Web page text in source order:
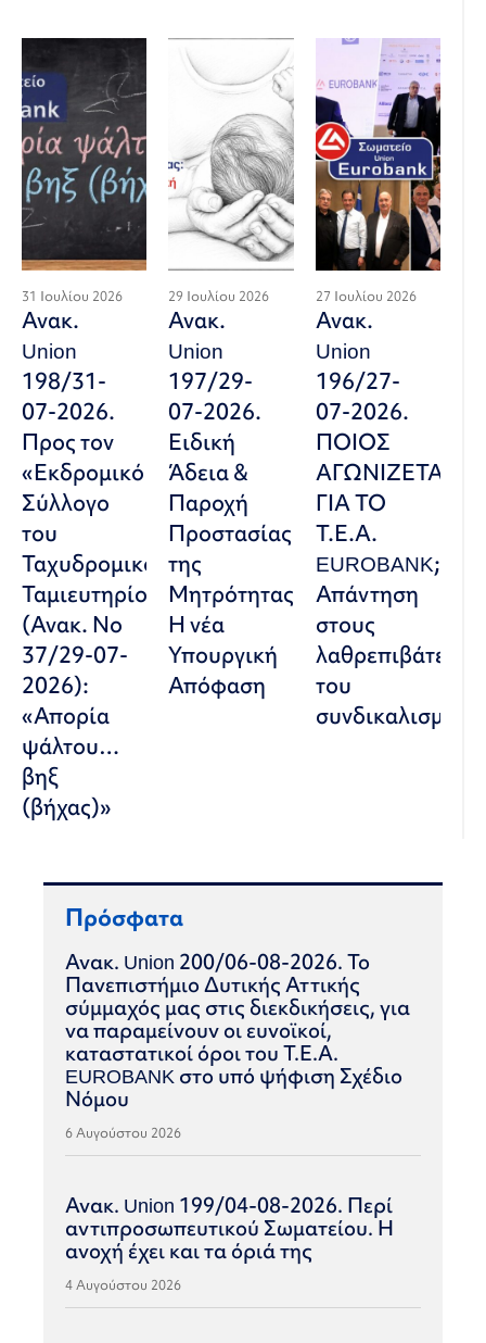
31 Ιουλίου 2026
Ανακ.
Union
198/31-
07-2026.
Προς τον
«Εκδρομικό
Σύλλογο
του
Ταχυδρομικού
Ταμιευτηρίου»
(Ανακ. Νο
37/29-07-
2026):
«Απορία
ψάλτου…
βηξ
(βήχας)»
29 Ιουλίου 2026
Ανακ.
Union
197/29-
07-2026.
Ειδική
Άδεια &
Παροχή
Προστασίας
της
Μητρότητας:
Η νέα
Υπουργική
Απόφαση
27 Ιουλίου 2026
Ανακ.
Union
196/27-
07-2026.
ΠΟΙΟΣ
ΑΓΩΝΙΖΕΤΑΙ
ΓΙΑ ΤΟ
Τ.Ε.Α.
EUROBANK;
Απάντηση
στους
λαθρεπιβάτες
του
συνδικαλισμού
Πρόσφατα
Ανακ. Union 200/06-08-2026. Το
Πανεπιστήμιο Δυτικής Αττικής
σύμμαχός μας στις διεκδικήσεις, για
να παραμείνουν οι ευνοϊκοί,
καταστατικοί όροι του Τ.Ε.Α.
EUROBANK στο υπό ψήφιση Σχέδιο
Νόμου
6 Αυγούστου 2026
Ανακ. Union 199/04-08-2026. Περί
αντιπροσωπευτικού Σωματείου. Η
ανοχή έχει και τα όριά της
4 Αυγούστου 2026